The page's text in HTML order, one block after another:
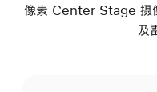
像素 Center Stage 摄像
及